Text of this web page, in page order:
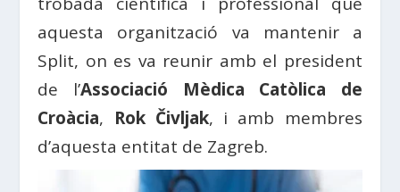
aquesta organització va mantenir a
Split, on es va reunir amb el president
de l’Associació Mèdica Catòlica de
Croàcia, Rok Čivljak, i amb membres
d’aquesta entitat de Zagreb.